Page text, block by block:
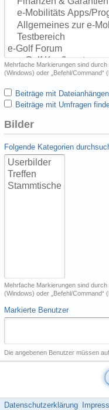
Mehrfache Markierungen sind
(Windows) oder „Befehl/Command“
Beiträge mit
Beiträge mit Umfragen
Bilder
Folgende Kategorien
Mehrfache Markierungen sind
(Windows) oder „Befehl/Command“
Markierte Benutzer
Die angebenen Benutzer müssen
Datenschutzerklärung